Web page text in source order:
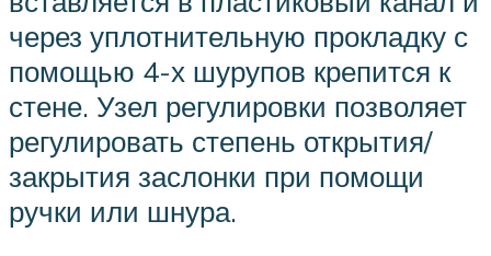
через уплотнительную прокладку с
помощью 4-х шурупов крепится к
стене. Узел регулировки позволяет
регулировать степень открытия/
закрытия заслонки при помощи
ручки или шнура.